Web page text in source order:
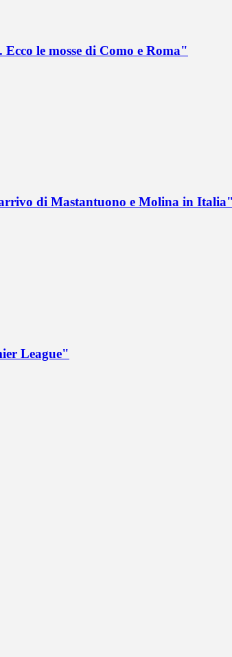
le mosse di Como e Roma"
di Mastantuono e Molina in
League"